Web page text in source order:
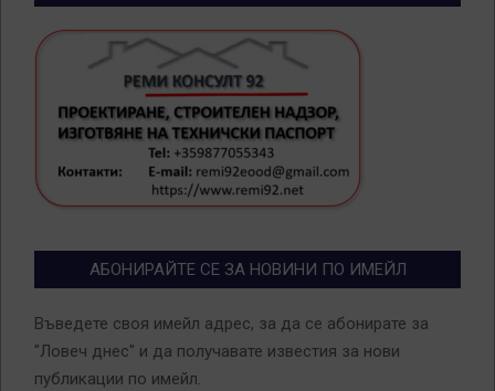
АБОНИРАЙТЕ СЕ ЗА НОВИНИ ПО ИМЕЙЛ
Въведете своя имейл адрес, за да се абонирате за
"Ловеч днес" и да получавате известия за нови
публикации по имейл.